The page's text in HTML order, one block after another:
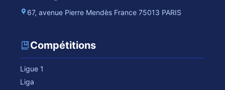
67, avenue Pierre Mendès France 75013 PARIS
Compétitions
Ligue 1
Liga